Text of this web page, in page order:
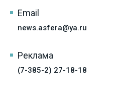
Email
news.asfera@ya.ru
Реклама
(7-385-2) 27-18-18